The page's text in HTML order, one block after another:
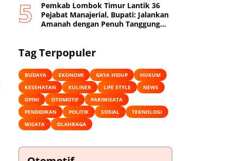
Pemkab Lombok Timur Lantik 36
Pejabat Manajerial, Bupati: Jalankan
Amanah dengan Penuh Tanggung
Tag Terpopuler
BUDAYA EKONOMI GAYA HIDUP
HUKUM
KESEHATAN
KULINER LIFE STYLE
NEWS
OPINI
OTOMOTIF
PARIWISATA
PENDIDIKAN
POLITIK SOSIAL
TEKNOLOGI
WISATA
OLAHRAGA